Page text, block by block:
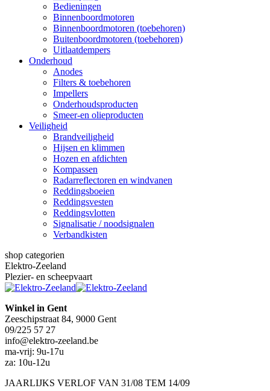
Bedieningen
Binnenboordmotoren
Binnenboordmotoren (toebehoren)
Buitenboordmotoren (toebehoren)
Uitlaatdempers
Onderhoud
Anodes
Filters & toebehoren
Impellers
Onderhoudsproducten
Smeer-en olieproducten
Veiligheid
Brandveiligheid
Hijsen en klimmen
Hozen en afdichten
Kompassen
Radarreflectoren en windvanen
Reddingsboeien
Reddingsvesten
Reddingsvlotten
Signalisatie / noodsignalen
Verbandkisten
shop categorien
Elektro-Zeeland
Plezier- en scheepvaart
Winkel in Gent
Zeeschipstraat 84, 9000 Gent
09/225 57 27
info@elektro-zeeland.be
ma-vrij: 9u-17u
za: 10u-12u
JAARLIJKS VERLOF VAN 31/08 TEM 14/09